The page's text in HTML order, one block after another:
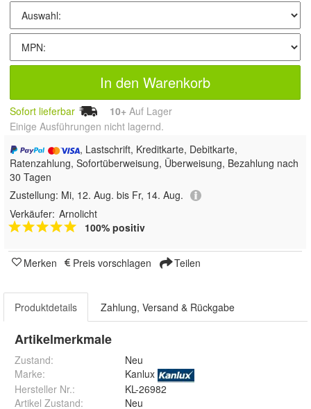
In den Warenkorb
Sofort lieferbar 10+ Auf Lager
Einige Ausführungen nicht lagernd.
, Lastschrift, Kreditkarte, Debitkarte,
Ratenzahlung, Sofortüberweisung, Überweisung, Bezahlung nach
30 Tagen
Zustellung: Mi, 12. Aug. bis Fr, 14. Aug.
Verkäufer: Arnolicht
100% positiv
Merken Preis vorschlagen Teilen
Produktdetails Zahlung, Versand & Rückgabe
Artikelmerkmale
Zustand:
Neu
Marke:
Kanlux
Hersteller Nr.:
KL-26982
Artikel Zustand:
Neu